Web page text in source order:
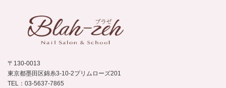
〒130-0013
東京都墨田区錦糸3-10-2プリムローズ201
TEL：03-5637-7865